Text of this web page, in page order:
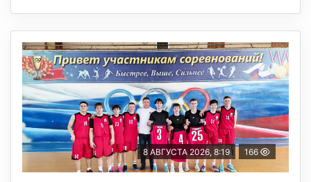
8 АВГУСТА 2026, 8:19 166